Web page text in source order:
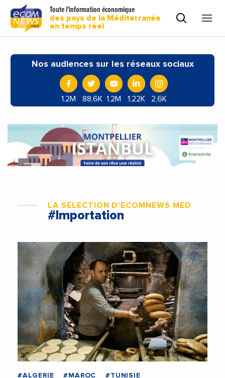
Toute l'information économique
des pays de la Méditerranée
en temps réel
Nos audiences sur les réseaux sociaux
1.2M 88,6K 1,2M 1,22K 2,6K
LA SÉLECTION D'ECOMNEWS MED
#Importation
#ALGERIE #MAROC
#TUNISIE